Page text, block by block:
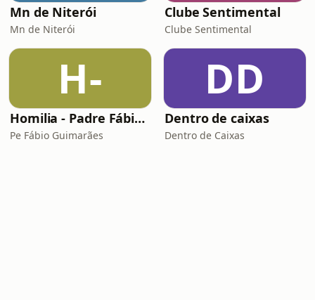
Mn de Niterói
Mn de Niterói
Clube Sentimental
Clube Sentimental
H-
Homilia - Padre Fábio de Freitas Guimarães
Pe Fábio Guimarães
DD
Dentro de caixas
Dentro de Caixas